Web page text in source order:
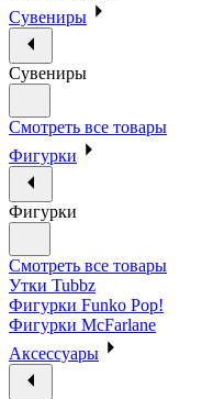
Сувениры
Сувениры
Смотреть все товары
Фигурки
Фигурки
Смотреть все товары
Утки Tubbz
Фигурки Funko Pop!
Фигурки McFarlane
Аксессуары